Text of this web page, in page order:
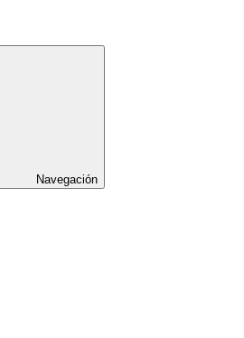
Navegación